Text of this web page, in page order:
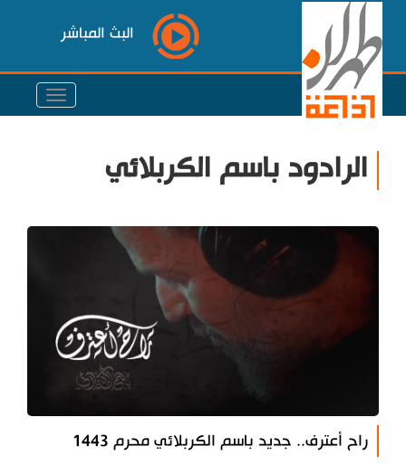
البث المباشر
الرادود باسم الكربلائي
راح أعترف.. جديد باسم الكربلائي محرم 1443